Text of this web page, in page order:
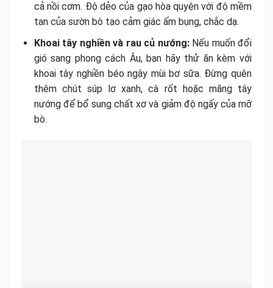
cả nồi cơm. Độ dẻo của gạo hòa quyện với độ mềm
tan của sườn bò tạo cảm giác ấm bụng, chắc dạ.
Khoai tây nghiền và rau củ nướng:Nếu muốn đổi
gió sang phong cách Âu, bạn hãy thử ăn kèm với
khoai tây nghiền béo ngậy mùi bơ sữa. Đừng quên
thêm chút súp lơ xanh, cà rốt hoặc măng tây
nướng để bổ sung chất xơ và giảm độ ngấy của mỡ
bò.